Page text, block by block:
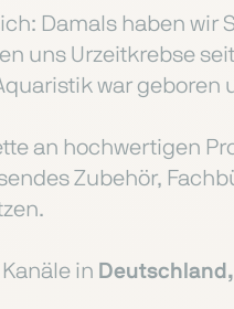
Damals haben wir
uns Urzeitkrebse
war
an hochwertigen
Zubehör,
in